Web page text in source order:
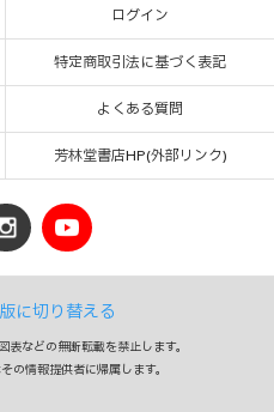
ログイン
特定商取引法に基づく表記
よくある質問
芳林堂書店HP(外部リンク)
に切り替える
表などの無断転載を禁止します。
の情報提供者に帰属します。